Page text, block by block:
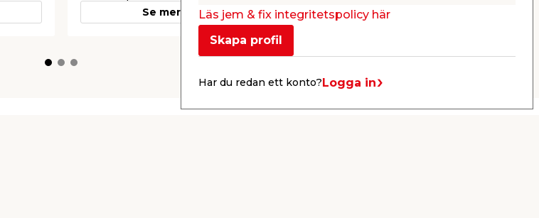
Se mer Se mer
Läs jem & fix integritetspolicy här
Skapa profil
Har du redan ett konto?Logga in